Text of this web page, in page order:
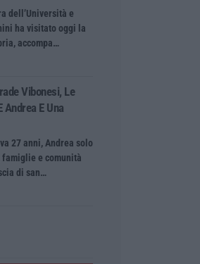
dell’Università e
ha visitato oggi la
accompa…
Vibonesi, Le
E Una
27 anni, Andrea solo
famiglie e comunità
di san…